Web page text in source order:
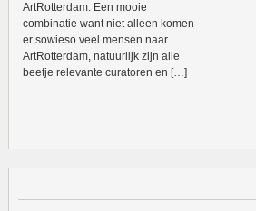
ArtRotterdam. Een mooie
combinatie want niet alleen komen
er sowieso veel mensen naar
ArtRotterdam, natuurlijk zijn alle
beetje relevante curatoren en […]